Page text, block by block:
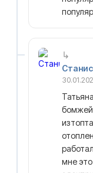
мне